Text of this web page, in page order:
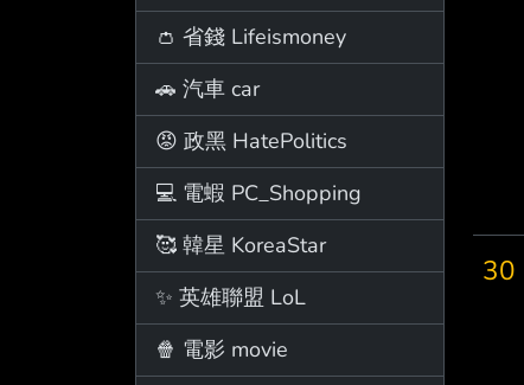
👛 省錢 Lifeismoney
🚗 汽車 car
😡 政黑 HatePolitics
💻 電蝦 PC_Shopping
🥰 韓星 KoreaStar
✨ 英雄聯盟 LoL
🍿 電影 movie
30